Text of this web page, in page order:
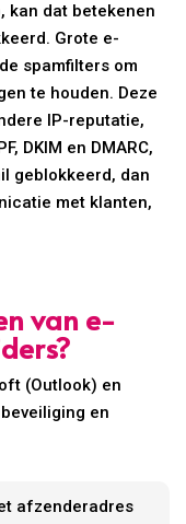
kan dat betekenen
Grote e-
spamfilters om
te houden. Deze
IP-reputatie,
DKIM en DMARC,
geblokkeerd, dan
met klanten,
van e-
(Outlook) en
en
afzenderadres